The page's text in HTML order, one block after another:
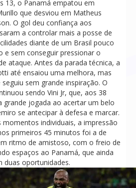
13, o Panamá empatou em
que desviou em Matheus
O gol deu confiança aos
a controlar mais a posse de
diante de um Brasil pouco
e sem conseguir pressionar o
ataque. Antes da parada técnica, a
até ensaiou uma melhora, mas
sem grande inspiração. O
sendo Vini Jr, que, aos 38
grande jogada ao acertar um belo
se antecipar à defesa e marcar.
momentos individuais, a impressão
primeiros 45 minutos foi a de
ritmo de amistoso, com o freio de
espaços ao Panamá, que ainda
duas oportunidades.